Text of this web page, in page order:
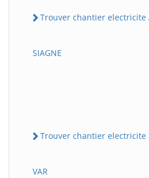
Trouver chantier electricite
SIAGNE
Trouver chantier electricite
VAR